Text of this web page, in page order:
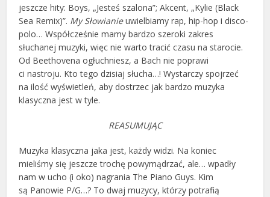
jeszcze hity: Boys, „Jesteś szalona”; Akcent, „Kylie (Black
Sea Remix)”. My Słowianieuwielbiamy rap, hip-hop i disco-
polo… Współcześnie mamy bardzo szeroki zakres
słuchanej muzyki, więc nie warto tracić czasu na starocie.
Od Beethovena ogłuchniesz, a Bach nie poprawi
ci nastroju. Kto tego dzisiaj słucha…! Wystarczy spojrzeć
na ilość wyświetleń, aby dostrzec jak bardzo muzyka
klasyczna jest w tyle.
REASUMUJĄC
Muzyka klasyczna jaka jest, każdy widzi. Na koniec
mieliśmy się jeszcze trochę powymądrzać, ale… wpadły
nam w ucho (i oko) nagrania The Piano Guys. Kim
są Panowie P/G…? To dwaj muzycy, którzy potrafią